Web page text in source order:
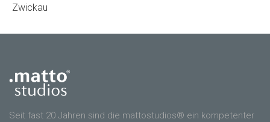
Zwickau
Seit fast 20 Jahren sind die mattostudios® ein kompetenter